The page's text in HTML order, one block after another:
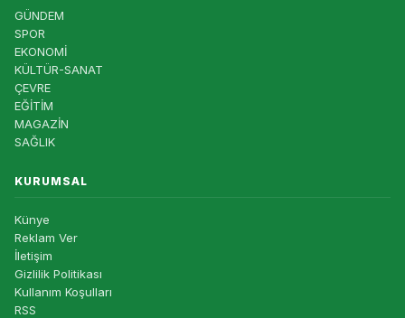
GÜNDEM
SPOR
EKONOMİ
KÜLTÜR-SANAT
ÇEVRE
EĞİTİM
MAGAZİN
SAĞLIK
KURUMSAL
Künye
Reklam Ver
İletişim
Gizlilik Politikası
Kullanım Koşulları
RSS